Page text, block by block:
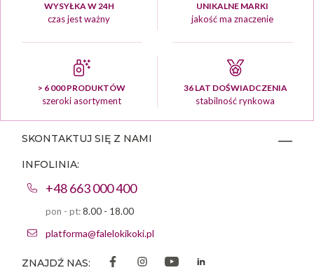
WYSYŁKA W 24H
czas jest ważny
UNIKALNE MARKI
jakość ma znaczenie
> 6 000 PRODUKTÓW
szeroki asortyment
36 LAT DOŚWIADCZENIA
stabilność rynkowa
SKONTAKTUJ SIĘ Z NAMI
INFOLINIA:
+48 663 000 400
pon - pt:8.00 - 18.00
platforma@falelokikoki.pl
ZNAJDŹ NAS: